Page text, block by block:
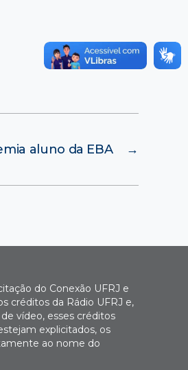
→
aluno da EBA
do Conexão UFRJ e
créditos da Rádio UFRJ e,
vídeo, esses créditos
explicitados, os
ao nome do